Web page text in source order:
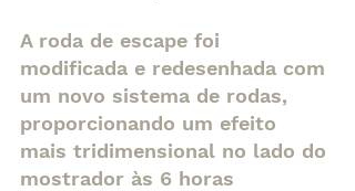
A roda de escape foi
modificada e redesenhada com
um novo sistema de rodas,
proporcionando um efeito
mais tridimensional no lado do
mostrador às 6 horas